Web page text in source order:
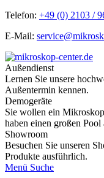
Telefon: +49 (0) 2103 /
E-Mail:
Außendienst
Lernen Sie unsere
Außentermin kennen.
Demogeräte
Sie wollen ein
haben einen großen Pool
Showroom
Besuchen Sie unseren
Produkte ausführlich.
Menü Suche